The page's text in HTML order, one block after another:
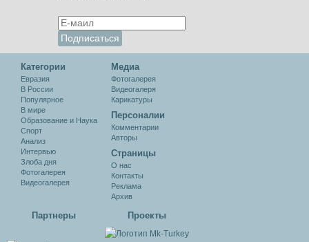
Категории
Евразия
В России
Популярное
В мире
Образование и Наука
Спорт
Анализ
Интервью
Злоба дня
Фотогалерея
Видеогалерея
Медиа
Фотогалерея
Видеогалеря
Карикатуры
Персоналии
Комментарии
Авторы
Cтраницы
О нас
Контакты
Реклама
Архив
Партнеры Проекты